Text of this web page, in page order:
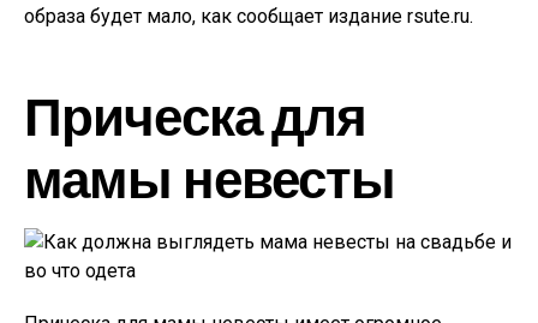
образа будет мало, как сообщает издание rsute.ru.
Прическа для
мамы невесты